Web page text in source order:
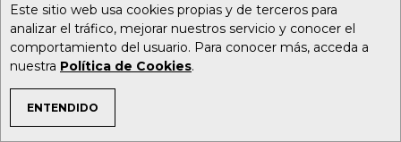
Este sitio web usa cookies propias y de terceros para
analizar el tráfico, mejorar nuestros servicio y conocer el
comportamiento del usuario. Para conocer más, acceda a
nuestra Política de Cookies.
ENTENDIDO
TEMAS DE INTERÉS
19